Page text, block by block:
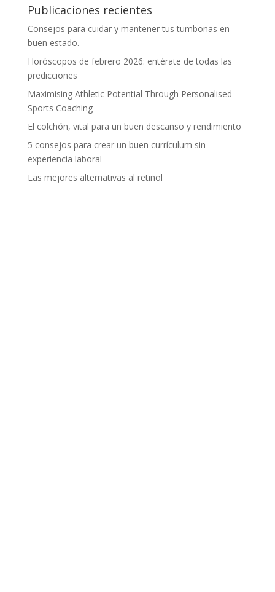
Publicaciones recientes
Consejos para cuidar y mantener tus tumbonas en
buen estado.
Horóscopos de febrero 2026: entérate de todas las
predicciones
Maximising Athletic Potential Through Personalised
Sports Coaching
El colchón, vital para un buen descanso y rendimiento
5 consejos para crear un buen currículum sin
experiencia laboral
Las mejores alternativas al retinol